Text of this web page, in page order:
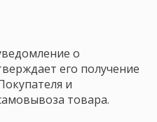
о
его получение
и
товара.